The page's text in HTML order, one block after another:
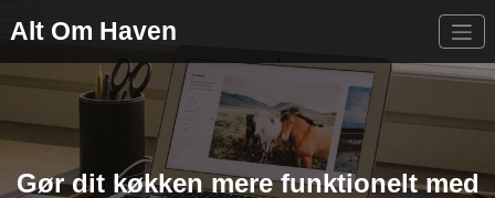
Alt Om Haven
Gør dit køkken mere funktionelt med